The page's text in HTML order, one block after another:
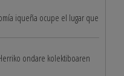
iqueña ocupe el lugar que
ondare kolektiboaren